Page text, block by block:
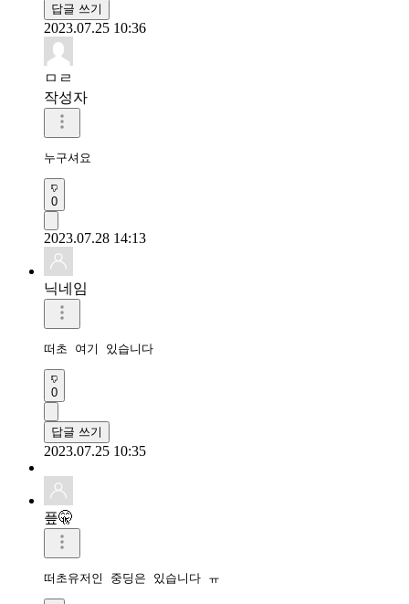
답글 쓰기
2023.07.25 10:36
ㅁㄹ
작성자
누구셔요
0
2023.07.28 14:13
닉네임
떠초 여기 있습니다
0
답글 쓰기
2023.07.25 10:35
픞🤫
떠초유저인 중딩은 있습니다 ㅠ